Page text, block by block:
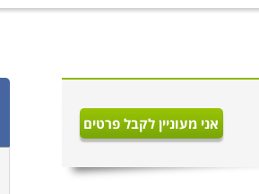
אני מעוניין לקבל פרטים